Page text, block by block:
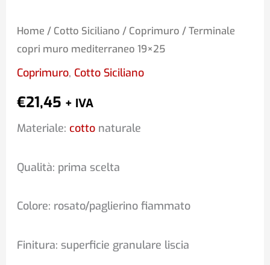
Home / Cotto Siciliano / Coprimuro / Terminale
copri muro mediterraneo 19×25
Coprimuro, Cotto Siciliano
€21,45 + IVA
Materiale: cottonaturale
Qualità: prima scelta
Colore: rosato/paglierino fiammato
Finitura: superficie granulare liscia